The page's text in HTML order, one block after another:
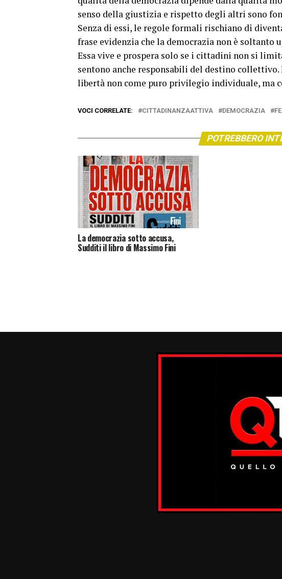
senso della giustizia e rispetto degli altri sono
Senza di essi, le regole formali rischiano di
frase evidenzia che la democrazia non è
Essa vive e prospera solo se i cittadini non si
sentono anche responsabili del destino
libertà non come puro privilegio individuale, ma
VOCI CORRELATE: CITTADINANZAATTIVA DEMOCRAZIA
POTREBBERO
La democrazia sotto accusa,
Sudditi il libro di Massimo Fini